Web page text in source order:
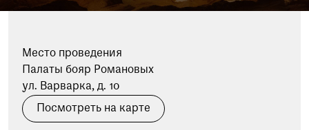
Место проведения
Палаты бояр Романовых
ул. Варварка, д. 10
Посмотреть на карте